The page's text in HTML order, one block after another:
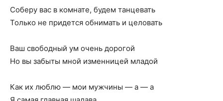
Соберу вас в комнате, будем танцевать
Только не придется обнимать и целовать
Ваш свободный ум очень дорогой
Но вы забыты мной изменницей младой
Как их люблю — мои мужчины — а — а